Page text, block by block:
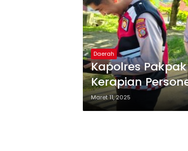
Daerah
Kapolres
Kerapian
Maret 11, 2025